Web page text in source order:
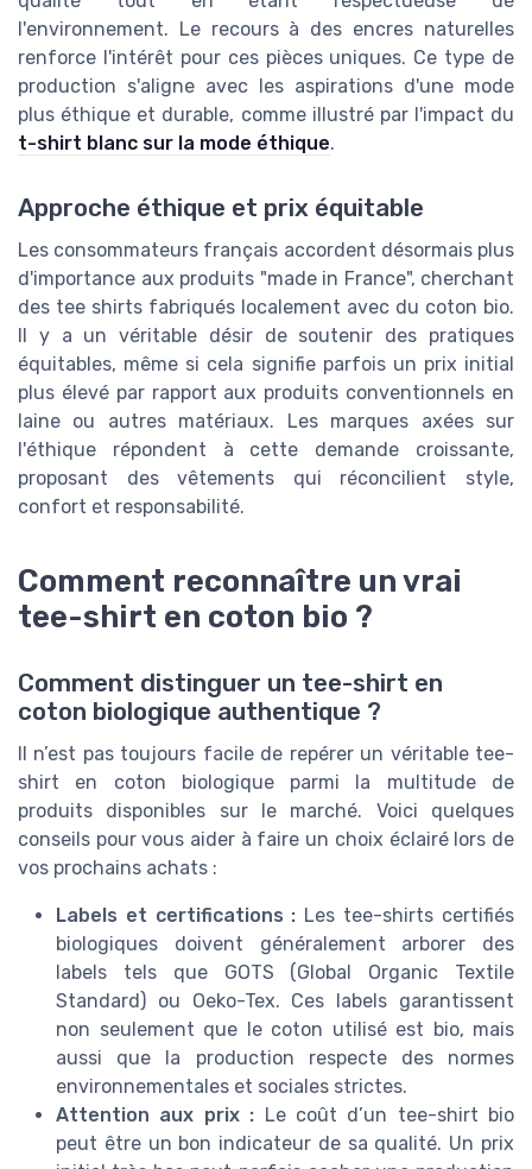
l'environnement. Le recours à des encres naturelles
renforce l'intérêt pour ces pièces uniques. Ce type de
production s'aligne avec les aspirations d'une mode
plus éthique et durable, comme illustré par l'impact du
t-shirt blanc sur la mode éthique.
Approche éthique et prix équitable
Les consommateurs français accordent désormais plus
d'importance aux produits "made in France", cherchant
des tee shirts fabriqués localement avec du coton bio.
Il y a un véritable désir de soutenir des pratiques
équitables, même si cela signifie parfois un prix initial
plus élevé par rapport aux produits conventionnels en
laine ou autres matériaux. Les marques axées sur
l'éthique répondent à cette demande croissante,
proposant des vêtements qui réconcilient style,
confort et responsabilité.
Comment reconnaître un vrai
tee-shirt en coton bio ?
Comment distinguer un tee-shirt en
coton biologique authentique ?
Il n’est pas toujours facile de repérer un véritable tee-
shirt en coton biologique parmi la multitude de
produits disponibles sur le marché. Voici quelques
conseils pour vous aider à faire un choix éclairé lors de
vos prochains achats :
Labels et certifications : Les tee-shirts certifiés
biologiques doivent généralement arborer des
labels tels que GOTS (Global Organic Textile
Standard) ou Oeko-Tex. Ces labels garantissent
non seulement que le coton utilisé est bio, mais
aussi que la production respecte des normes
environnementales et sociales strictes.
Attention aux prix : Le coût d’un tee-shirt bio
peut être un bon indicateur de sa qualité. Un prix